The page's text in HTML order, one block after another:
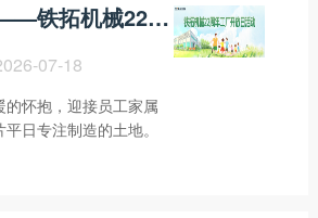
光影廿二载——铁拓机械22周年工厂开放日温情纪实
07-18
怀抱，迎接员工家属
日专注制造的土地。